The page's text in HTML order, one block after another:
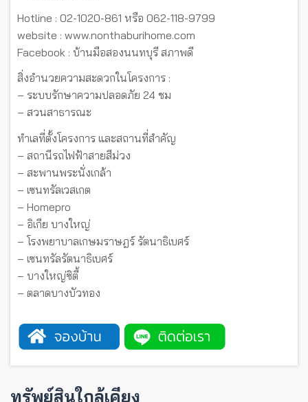
Hotline : 02-1020-861 หรือ 062-118-9799
website : www.nonthaburihome.com
Facebook : บ้านมือสองนนทบุรี สภาพดี
สิ่งอำนวยความสะดวกในโครงการ :
– ระบบรักษาความปลอดภัย 24 ชม
– สวนสาธารณะ
ทำเลที่ตั้งโครงการ และสถานที่สำคัญ
– สถานีรถไฟฟ้าสายสีม่วง
– สะพานพระนั่งเกล้า
– เซนทรัลเวสเกต
– Homepro
– อิเกีย บางใหญ่
– โรงพยาบาลเกษมราษฎร์ รัตนาธิเบศร์
– เซนทรัลรัตนาธิเบศร์
– บางใหญ่ซิตี้
– ตลาดบางบัวทอง
ทรัพย์สินใกล้เคียง